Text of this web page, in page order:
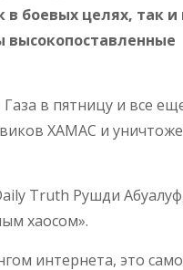
боевых целях, так и
высокопоставленные
в пятницу и все
ХАМАС и
Truth Рушди
хаосом».
интернета, это